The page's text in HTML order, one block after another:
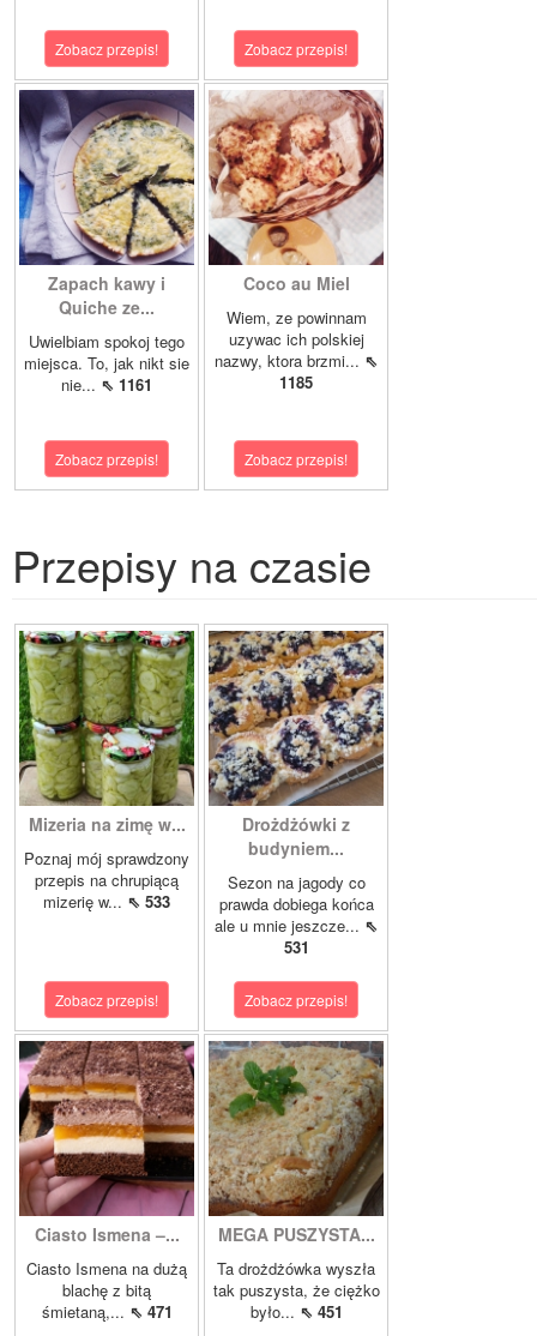
Zobacz przepis! Zobacz przepis!
Zapach kawy i
Quiche ze...
Uwielbiam spokoj tego
miejsca. To, jak nikt sie
nie... ⇖ 1161
Zobacz przepis!
Coco au Miel
Wiem, ze powinnam
uzywac ich polskiej
nazwy, ktora brzmi... ⇖
1185
Zobacz przepis!
Przepisy na czasie
Mizeria na zimę w...
Poznaj mój sprawdzony
przepis na chrupiącą
mizerię w... ⇖ 533
Zobacz przepis!
Drożdżówki z
budyniem...
Sezon na jagody co
prawda dobiega końca
ale u mnie jeszcze... ⇖
531
Zobacz przepis!
Ciasto Ismena –...
Ciasto Ismena na dużą
blachę z bitą
śmietaną,... ⇖ 471
MEGA PUSZYSTA...
Ta drożdżówka wyszła
tak puszysta, że ciężko
było... ⇖ 451